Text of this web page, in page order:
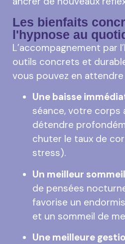
Les bienfaits
l'hypnose au
L’accompagnement par
outils concrets et
vous pouvez en attendre
Une baisse
séance, votre corps
détendre
chuter le taux de
stress).
Un meilleur
de pensées
favorise un
et un sommeil de
Une meilleure